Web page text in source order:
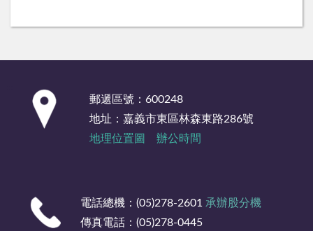
郵遞區號：600248
地址：嘉義市東區林森東路286號
地理位置圖
辦公時間
電話總機：(05)278-2601 承辦股分機
傳真電話：(05)278-0445